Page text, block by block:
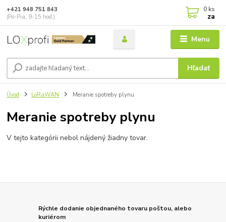
Menu
Hľadať
+421 948 751 843
(Po-Pia, 9-15 hod.)
0 ks
za
Úvod LoRaWAN Meranie spotreby plynu
Meranie spotreby plynu
V tejto kategórii nebol nájdený žiadny tovar.
Rýchle dodanie objednaného tovaru poštou, alebo
kuriérom